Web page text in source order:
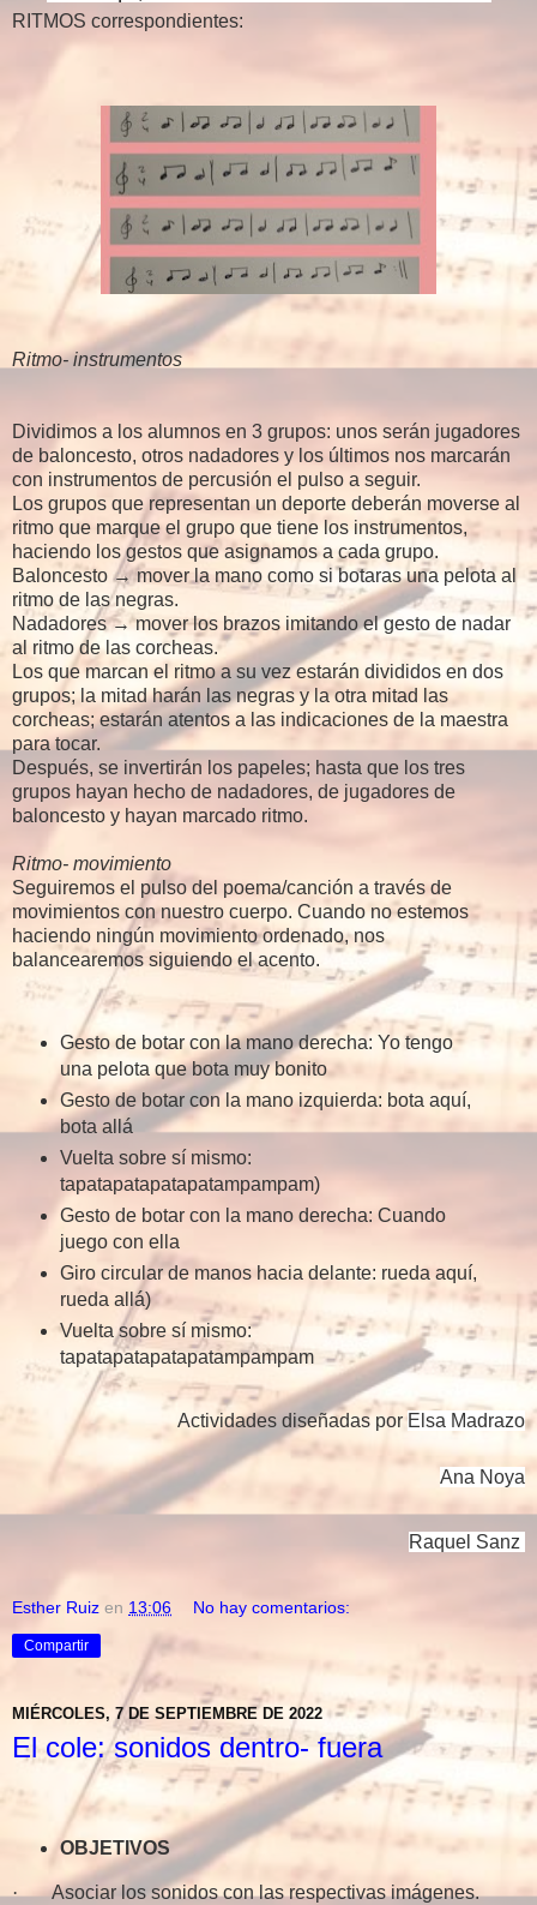
RITMOS correspondientes:
Ritmo- instrumentos
Dividimos a los alumnos en 3 grupos: unos serán jugadores
de baloncesto, otros nadadores y los últimos nos marcarán
con instrumentos de percusión el pulso a seguir.
Los grupos que representan un deporte deberán moverse al
ritmo que marque el grupo que tiene los instrumentos,
haciendo los gestos que asignamos a cada grupo.
Baloncesto → mover la mano como si botaras una pelota al
ritmo de las negras.
Nadadores → mover los brazos imitando el gesto de nadar
al ritmo de las corcheas.
Los que marcan el ritmo a su vez estarán divididos en dos
grupos; la mitad harán las negras y la otra mitad las
corcheas; estarán atentos a las indicaciones de la maestra
para tocar.
Después, se invertirán los papeles; hasta que los tres
grupos hayan hecho de nadadores, de jugadores de
baloncesto y hayan marcado ritmo.
Ritmo- movimiento
Seguiremos el pulso del poema/canción a través de
movimientos con nuestro cuerpo. Cuando no estemos
haciendo ningún movimiento ordenado, nos
balancearemos siguiendo el acento.
Gesto de botar con la mano derecha: Yo tengo
una pelota que bota muy bonito
Gesto de botar con la mano izquierda: bota aquí,
bota allá
Vuelta sobre sí mismo:
tapatapatapatapatampampam)
Gesto de botar con la mano derecha: Cuando
juego con ella
Giro circular de manos hacia delante: rueda aquí,
rueda allá)
Vuelta sobre sí mismo:
tapatapatapatapatampampam
Actividades diseñadas porElsa Madrazo
Ana Noya
Raquel Sanz
Esther Ruiz en 13:06 No hay comentarios:
Compartir
MIÉRCOLES, 7 DE SEPTIEMBRE DE 2022
El cole: sonidos dentro- fuera
OBJETIVOS
· Asociar los sonidos con las respectivas imágenes.